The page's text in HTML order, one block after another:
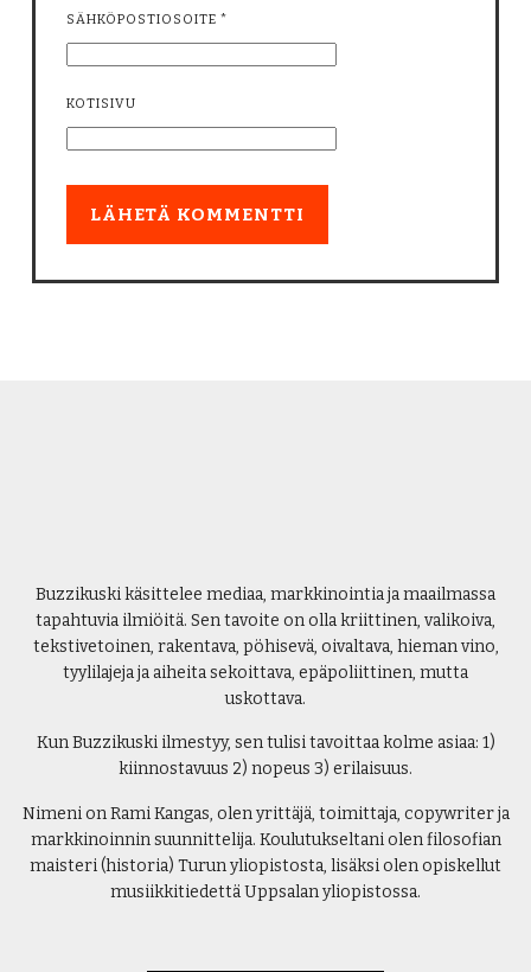
SÄHKÖPOSTIOSOITE *
KOTISIVU
Buzzikuski käsittelee mediaa, markkinointia ja maailmassa
tapahtuvia ilmiöitä. Sen tavoite on olla kriittinen, valikoiva,
tekstivetoinen, rakentava, pöhisevä, oivaltava, hieman vino,
tyylilajeja ja aiheita sekoittava, epäpoliittinen, mutta
uskottava.
Kun Buzzikuski ilmestyy, sen tulisi tavoittaa kolme asiaa: 1)
kiinnostavuus 2) nopeus 3) erilaisuus.
Nimeni on Rami Kangas, olen yrittäjä, toimittaja, copywriter ja
markkinoinnin suunnittelija. Koulutukseltani olen filosofian
maisteri (historia) Turun yliopistosta, lisäksi olen opiskellut
musiikkitiedettä Uppsalan yliopistossa.